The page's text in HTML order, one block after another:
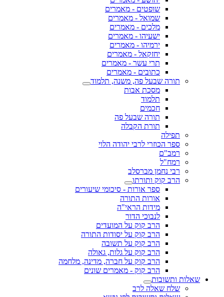
שופטים - מאמרים
שמואל - מאמרים
מלכים - מאמרים
ישעיהו - מאמרים
ירמיהו - מאמרים
יחזקאל - מאמרים
תרי עשר - מאמרים
כתובים - מאמרים
תורה שבעל פה, משנה, תלמוד
מסכת אבות
תלמוד
חכמים
תורה שבעל פה
תורת הקבלה
תפילה
ספר הכוזרי לרבי יהודה הלוי
רמב"ם
רמח"ל
רבי נחמן מברסלב
הרב קוק ותורתו
ספר אורות - סיכומי שיעורים
אורות התורה
מידות הראי"ה
לנבוכי הדור
הרב קוק על המועדים
הרב קוק על יסודות התורה
הרב קוק על תשובה
הרב קוק על גלות, גאולה
הרב קוק על חברה, מדינה, מלחמה
הרב קוק - מאמרים שונים
שאלות ותשובות
שלח שאלה לרב